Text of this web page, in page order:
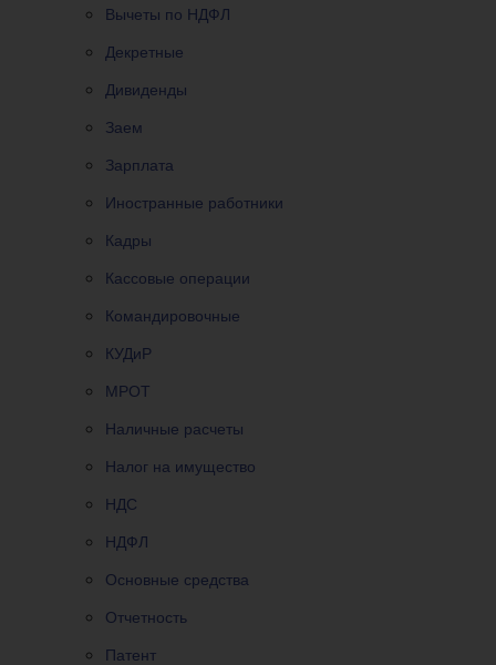
Вычеты по НДФЛ
Декретные
Дивиденды
Заем
Зарплата
Иностранные работники
Кадры
Кассовые операции
Командировочные
КУДиР
МРОТ
Наличные расчеты
Налог на имущество
НДС
НДФЛ
Основные средства
Отчетность
Патент